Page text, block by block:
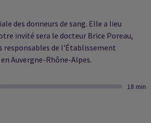
des donneurs de sang. Elle a lieu
invité sera le docteur Brice Poreau,
responsables de l'Établissement
Auvergne-Rhône-Alpes.
18 min